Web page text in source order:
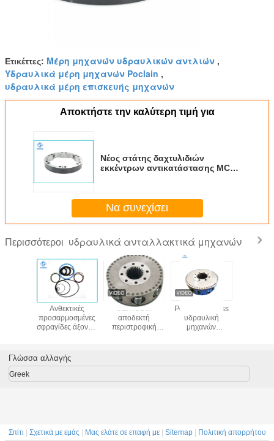
Ετικέττες: Μέρη μηχανών υδραυλικών αντλιών ,
Υδραυλικά μέρη μηχανών Poclain ,
υδραυλικά μέρη επισκευής μηχανών
Αποκτήστε την καλύτερη τιμή για
Νέος στάτης δαχτυλιδιών
εκκέντρων αντικατάστασης MCR5
Να συνεχίσει
Περισσότεροι υδραυλικά ανταλλακτικά μηχανών
Ανθεκτικές
προσαρμοσμένες
σφραγίδες άξονων
υδραυλικές για
τον εκσκαφέα
OEM/ODM
αποδεκτή
περιστροφική
Poclain
Poclain Danfoss
υδραυλική
μηχανών
περιστροφική για
στάτη στροφέων
Γλώσσα αλλαγής
Greek
Σπίτι | Σχετικά με εμάς | Μας ελάτε σε επαφή με| Sitemap| Πολιτική απορρήτου